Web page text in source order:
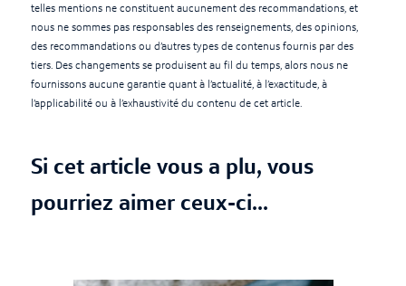
telles mentions ne constituent aucunement des recommandations, et
nous ne sommes pas responsables des renseignements, des opinions,
des recommandations ou d’autres types de contenus fournis par des
tiers. Des changements se produisent au fil du temps, alors nous ne
fournissons aucune garantie quant à l’actualité, à l’exactitude, à
l’applicabilité ou à l’exhaustivité du contenu de cet article.
Si cet article vous a plu, vous
pourriez aimer ceux-ci...